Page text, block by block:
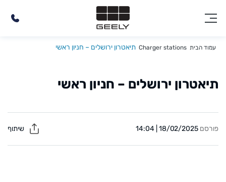
עמוד הבית Charger stations תיאטרון ירושלים – חניון ראשי
תיאטרון ירושלים – חניון ראשי
פורסם 18/02/2025 | 14:04